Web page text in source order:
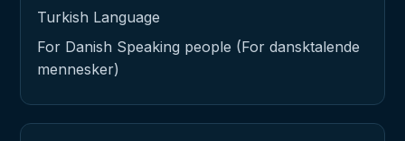
Turkish Language
For Danish Speaking people (For dansktalende
mennesker)